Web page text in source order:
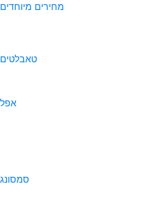
מחירים מיוחדים
טאבלטים
אפל
סמסונג